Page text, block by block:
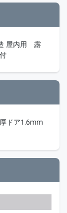
屋内用 露
ドア1.6mm